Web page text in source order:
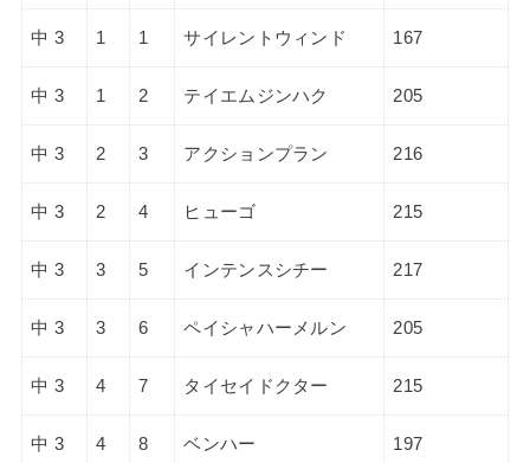
中 3 1 1 サイレントウィンド 167
中 3 1 2 テイエムジンハク 205
中 3 2 3 アクションプラン 216
中 3 2 4 ヒューゴ 215
中 3 3 5 インテンスシチー 217
中 3 3 6 ペイシャハーメルン 205
中 3 4 7 タイセイドクター 215
中 3 4 8 ベンハー 197